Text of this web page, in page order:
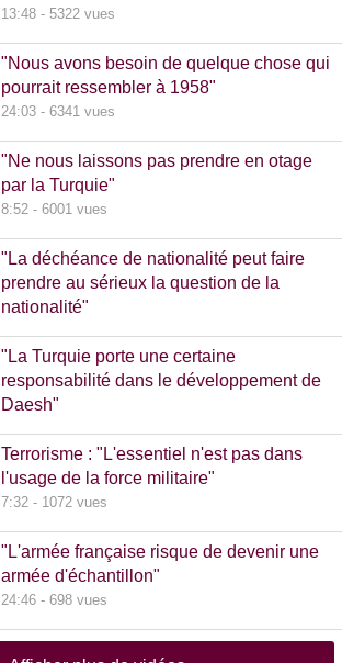
13:48 - 5322 vues
"Nous avons besoin de quelque chose qui
pourrait ressembler à 1958"
24:03 - 6341 vues
"Ne nous laissons pas prendre en otage
par la Turquie"
8:52 - 6001 vues
"La déchéance de nationalité peut faire
prendre au sérieux la question de la
nationalité"
"La Turquie porte une certaine
responsabilité dans le développement de
Daesh"
Terrorisme : "L'essentiel n'est pas dans
l'usage de la force militaire"
7:32 - 1072 vues
"L'armée française risque de devenir une
armée d'échantillon"
24:46 - 698 vues